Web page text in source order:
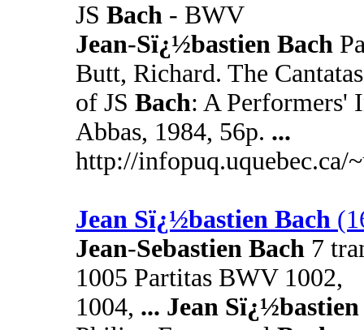
JS Bach - BWV
Jean-Sï¿½bastien Bach
Butt, Richard. The Cantatas
of JS Bach: A Performers'
Abbas, 1984, 56p. ...
http://infopuq.uquebec.ca/
Jean Sï¿½bastien Bach
Jean-Sebastien Bach 7
1005 Partitas BWV 1002,
1004, ... Jean